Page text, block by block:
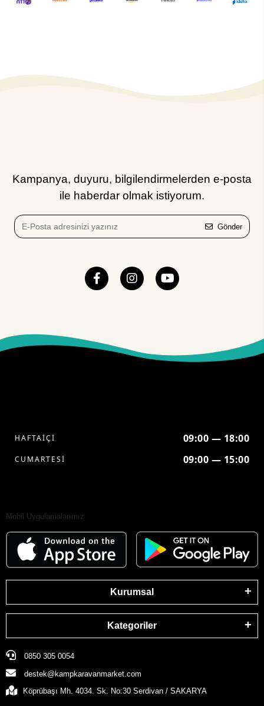
Kampanya, duyuru, bilgilendirmelerden e-posta
ile haberdar olmak istiyorum.
Gönder
HAFTAİÇİ 09:00 — 18:00
CUMARTESİ 09:00 — 15:00
Mobil Uygulamalarımız
Kurumsal
Kategoriler
0850 305 0054
destek@kampkaravanmarket.com
Köprübaşı Mh. 4034. Sk. No:30 Serdivan / SAKARYA